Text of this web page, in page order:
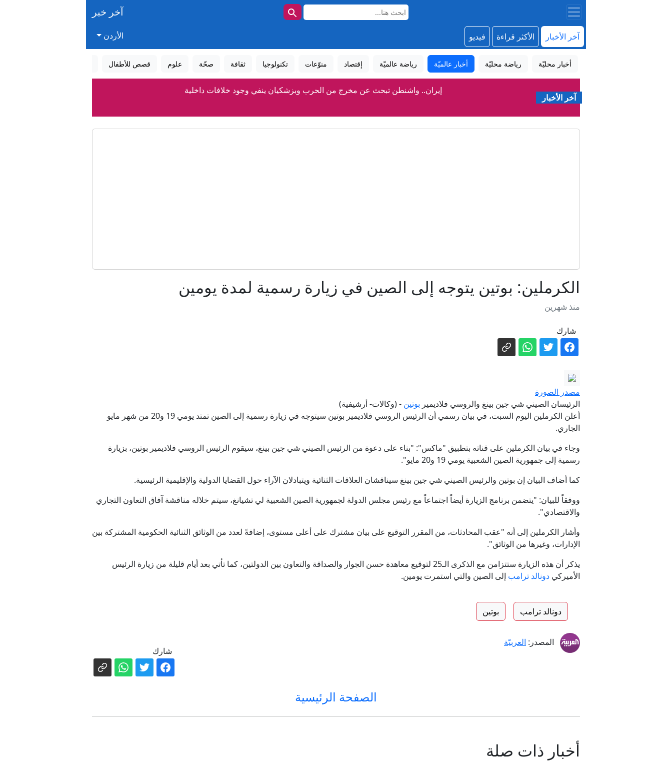
آخر خبر
آخر الأخبار الأكثر قراءة فيديو الأردن
أخبار محليّة رياضة محليّة أخبار عالميّة رياضة عالميّة إقتصاد منوّعات تكنولوجيا ثقافة صحّة علوم قصص للأطفال
آخر الأخبار
إيران.. واشنطن تبحث عن مخرج من الحرب وبزشكيان ينفي وجود خلافات داخلية
موجات الحر ترفع استهلاك الكهرباء.. ومجلس البناء الوطني يقدم الحل
واشنطن تتوقع "اتفاقاً قريباً" مع طهران، وعقوبات أمريكية على منصة تداول بتهمة التعاون مع الحرس الثوري
الحوثيون يعلنون شن هجوم على "قوات سعودية في معسكر صحن الجن"
إيران.. ترمب يؤكد السيطرة على هرمز وطهران تتحدث عن اتفاق وشيك مع مسقط
حمد بن جاسم يعلق على اتفاق مكة بين السعودية وتركيا وباكستان
جهاد أزعور عن انتعاش اقتصاد سوريا: خطوات بالاتجاه الصحيح ويجب تعزيزها
تركيا: اتفاقية الدفاع مع السعودية وباكستان لا تتعارض مع التزامات الناتو
"المعاملة بالمثل".. إسبانيا: فحص جوازات المسافرين الإيطاليين يبدأ ليل السبت
الكرملين: بوتين يتوجه إلى الصين في زيارة رسمية لمدة يومين
منذ شهرين
شارك
مصدر الصورة
الرئيسان الصيني شي جين بينغ والروسي فلاديمير بوتين - (وكالات- أرشيفية)
أعلن الكرملين اليوم السبت، في بيان رسمي أن الرئيس الروسي فلاديمير بوتين سيتوجه في زيارة رسمية إلى الصين تمتد يومي 19 و20 من شهر مايو
الجاري.
وجاء في بيان الكرملين على قناته بتطبيق "ماكس": "بناء على دعوة من الرئيس الصيني شي جين بينغ، سيقوم الرئيس الروسي فلاديمير بوتين، بزيارة
رسمية إلى جمهورية الصين الشعبية يومي 19 و20 مايو".
كما أضاف البيان إن بوتين والرئيس الصيني شي جين بينغ سيناقشان العلاقات الثنائية ويتبادلان الآراء حول القضايا الدولية والإقليمية الرئيسية.
ووفقاً للبيان: "يتضمن برنامج الزيارة أيضاً اجتماعاً مع رئيس مجلس الدولة لجمهورية الصين الشعبية لي تشيانغ، سيتم خلاله مناقشة آفاق التعاون التجاري
والاقتصادي".
وأشار الكرملين إلى أنه "عقب المحادثات، من المقرر التوقيع على بيان مشترك على أعلى مستوى، إضافةً لعدد من الوثائق الثنائية الحكومية المشتركة بين
الإدارات، وغيرها من الوثائق".
يذكر أن هذه الزيارة ستتزامن مع الذكرى الـ25 لتوقيع معاهدة حسن الجوار والصداقة والتعاون بين الدولتين، كما تأتي بعد أيام قليلة من زيارة الرئيس
الأميركي دونالد ترامب إلى الصين والتي استمرت يومين.
دونالد ترامب بوتين
المصدر: العربيّة
شارك
الصفحة الرئيسية
أخبار ذات صلة